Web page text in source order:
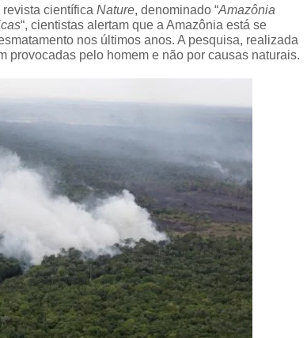
científica Nature, denominado “Amazônia
“, cientistas alertam que a Amazônia está se
nos últimos anos. A pesquisa, realizada
provocadas pelo homem e não por causas naturais.